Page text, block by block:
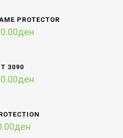
PROTECTOR
ден
3090
ден
ден